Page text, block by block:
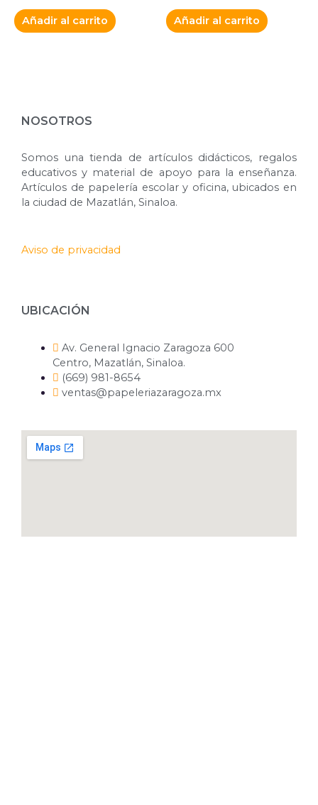
Añadir al carrito Añadir al carrito
NOSOTROS
Somos una tienda de artículos didácticos, regalos
educativos y material de apoyo para la enseñanza.
Artículos de papelería escolar y oficina, ubicados en
la ciudad de Mazatlán, Sinaloa.
Aviso de privacidad
UBICACIÓN
Av. General Ignacio Zaragoza 600
Centro, Mazatlán, Sinaloa.
(669) 981-8654
ventas@papeleriazaragoza.mx